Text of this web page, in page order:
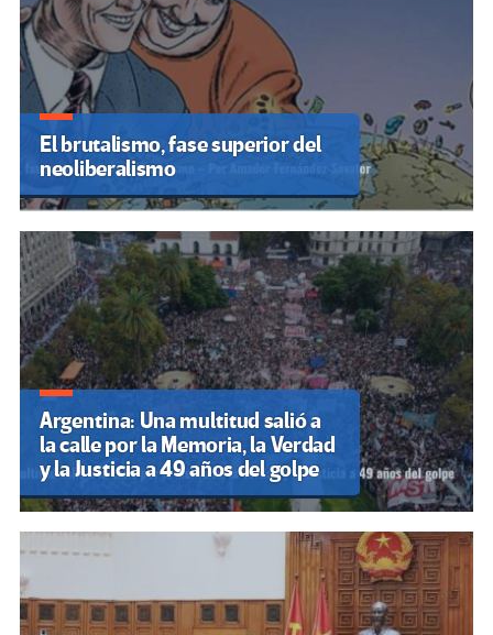
El brutalismo, fase superior del
neoliberalismo
Argentina: Una multitud salió a
la calle por la Memoria, la Verdad
y la Justicia a 49 años del golpe